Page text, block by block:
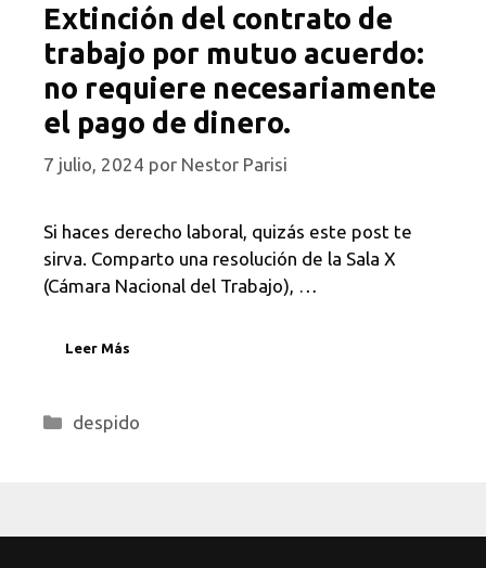
Extinción del contrato de
trabajo por mutuo acuerdo:
no requiere necesariamente
el pago de dinero.
7 julio, 2024 por Nestor Parisi
Si haces derecho laboral, quizás este post te
sirva. Comparto una resolución de la Sala X
(Cámara Nacional del Trabajo), …
Leer Más
Categorías
despido